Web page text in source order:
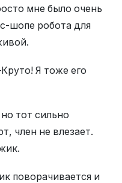
мне было очень
шопе робота для
Я тоже его
тот сильно
член не влезает.
поворачивается и